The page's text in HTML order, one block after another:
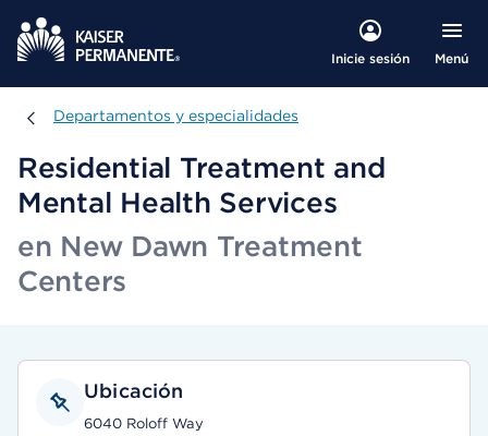
Inicie sesión Menú
Departamentos y especialidades
Departamentos y especialidades
Residential Treatment and
Mental Health Services
en New Dawn Treatment
Centers
Ubicación
6040 Roloff Way